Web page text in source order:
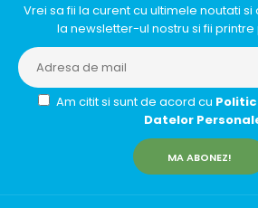
Vrei sa fii la curent cu ultimele noutati
la newsletter-ul nostru si fii
Am citit si sunt de acord cu
Datelor
MA ABONEZ!